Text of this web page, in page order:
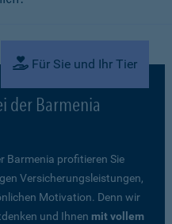
Für Sie und Ihr Tier
der Barmenia
Barmenia profitieren Sie
Versicherungsleistungen,
Motivation. Denn wir
und Ihnen mit vollem